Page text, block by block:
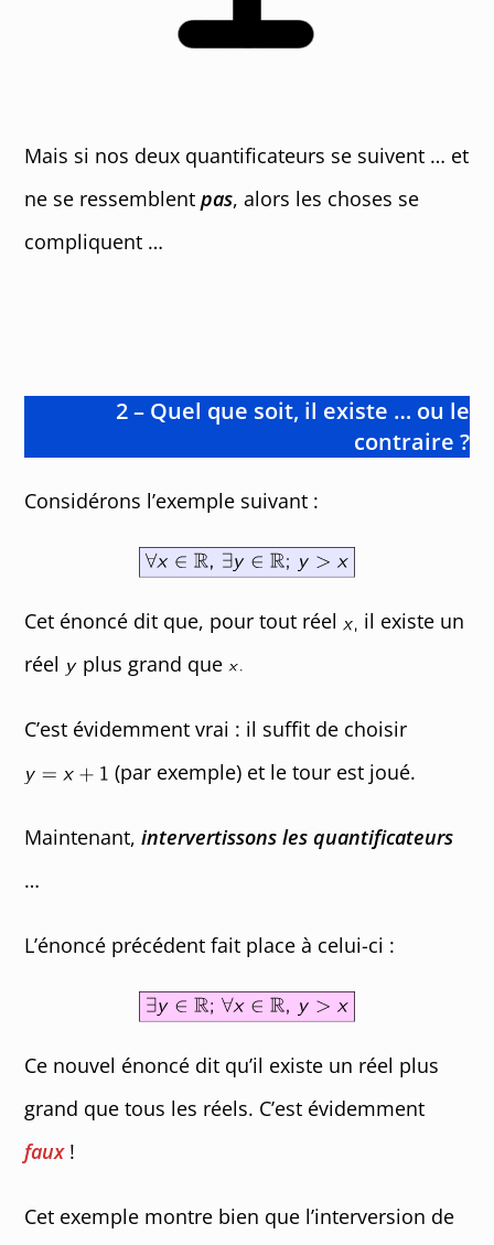
Mais si nos deux quantificateurs se suivent … et
ne se ressemblentpas, alors les choses se
compliquent …
2 – Quel que soit, il existe … ou le
contraire ?
Considérons l’exemple suivant :
Cet énoncé dit que, pour tout réel
il existe un
réel
plus grand que
C’est évidemment vrai : il suffit de choisir
(par exemple) et le tour est joué.
Maintenant,intervertissons les quantificateurs
…
L’énoncé précédent fait place à celui-ci :
Ce nouvel énoncé dit qu’il existe un réel plus
grand que tous les réels. C’est évidemment
faux!
Cet exemple montre bien que l’interversion de